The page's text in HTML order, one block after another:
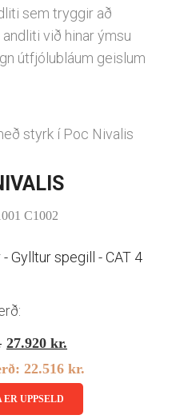
sem tryggir að
við hinar ýmsu
útfjólubláum geislum
styrk í Poc Nivalis
C1002
Gylltur spegill - CAT 4
Original
price
was:
34.900 kr..
27.920 kr.
price
is:
27.920 kr..
22.516 kr.
ER UPPSELD